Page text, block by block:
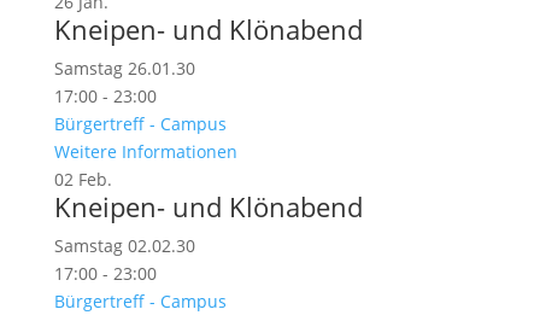
Kneipen- und Klönabend
Samstag 26.01.30
17:00 - 23:00
Bürgertreff - Campus
Weitere Informationen
02 Feb.
Kneipen- und Klönabend
Samstag 02.02.30
17:00 - 23:00
Bürgertreff - Campus